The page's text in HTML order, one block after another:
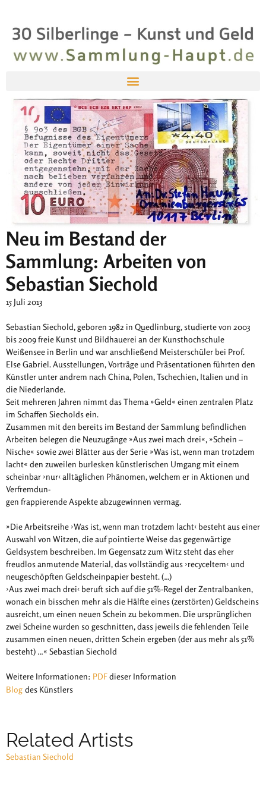
Neu im Bestand der
Sammlung: Arbeiten von
Sebastian Siechold
15 Juli 2013
Sebastian Siechold, geboren 1982 in Quedlinburg, studierte von 2003
bis 2009 freie Kunst und Bildhauerei an der Kunsthochschule
Weißensee in Berlin und war anschließend Meisterschüler bei Prof.
Else Gabriel. Ausstellungen, Vorträge und Präsentationen führten den
Künstler unter andrem nach China, Polen, Tschechien, Italien und in
die Niederlande.
Seit mehreren Jahren nimmt das Thema »Geld« einen zentralen Platz
im Schaffen Siecholds ein.
Zusammen mit den bereits im Bestand der Sammlung befindlichen
Arbeiten belegen die Neuzugänge »Aus zwei mach drei«, »Schein –
Nische« sowie zwei Blätter aus der Serie »Was ist, wenn man trotzdem
lacht« den zuweilen burlesken künstlerischen Umgang mit einem
scheinbar ›nur‹ alltäglichen Phänomen, welchem er in Aktionen und
Verfremdun-
gen frappierende Aspekte abzugewinnen vermag.
»Die Arbeitsreihe ›Was ist, wenn man trotzdem lacht‹ besteht aus einer
Auswahl von Witzen, die auf pointierte Weise das gegenwärtige
Geldsystem beschreiben. Im Gegensatz zum Witz steht das eher
freudlos anmutende Material, das vollständig aus ›recyceltem‹ und
neugeschöpften Geldscheinpapier besteht. (…)
›Aus zwei mach drei‹ beruft sich auf die 51%-Regel der Zentralbanken,
wonach ein bisschen mehr als die Hälfte eines (zerstörten) Geldscheins
ausreicht, um einen neuen Schein zu bekommen. Die ursprünglichen
zwei Scheine wurden so geschnitten, dass jeweils die fehlenden Teile
zusammen einen neuen, dritten Schein ergeben (der aus mehr als 51%
besteht) …« Sebastian Siechold
Weitere Informationen: PDFdieser Information
Blog des Künstlers
Related Artists
Sebastian Siechold